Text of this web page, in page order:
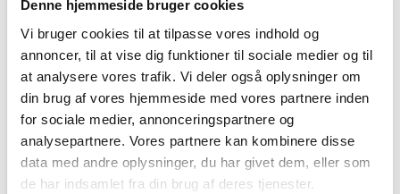
Denne hjemmeside bruger cookies
Vi bruger cookies til at tilpasse vores indhold og
annoncer, til at vise dig funktioner til sociale medier og til
at analysere vores trafik. Vi deler også oplysninger om
din brug af vores hjemmeside med vores partnere inden
for sociale medier, annonceringspartnere og
analysepartnere. Vores partnere kan kombinere disse
data med andre oplysninger, du har givet dem, eller som
de har indsamlet fra din brug af deres tjenester.
USB-kabel 2.0 A-han til A-
han 1 meter
9
Pris:39 kr.
39 kr.
Findes på lager, Leveres i løbet af 1-2 hverdage